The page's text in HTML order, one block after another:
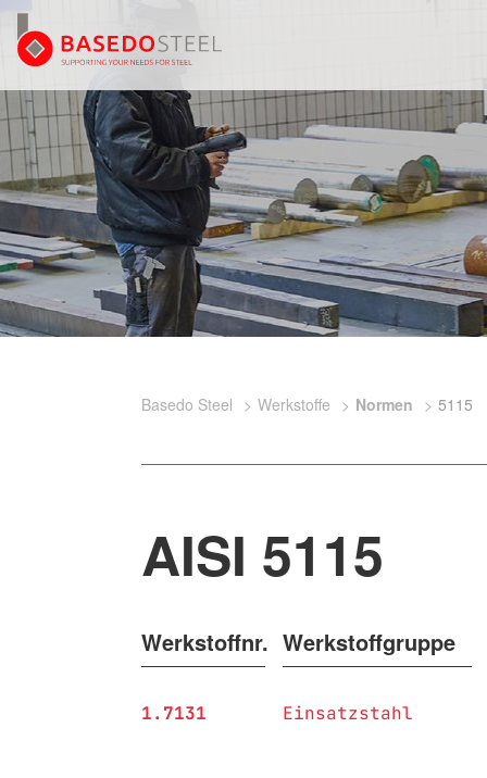
Basedo Steel Werkstoffe Normen 5115
AISI 5115
Werkstoffnr. Werkstoffgruppe
1.7131 Einsatzstahl